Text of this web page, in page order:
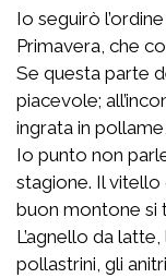
Io seguirò
Primavera, che
Se questa parte
piacevole;
ingrata in
Io punto non
stagione. Il
buon montone si
L’agnello da
pollastrini, gli